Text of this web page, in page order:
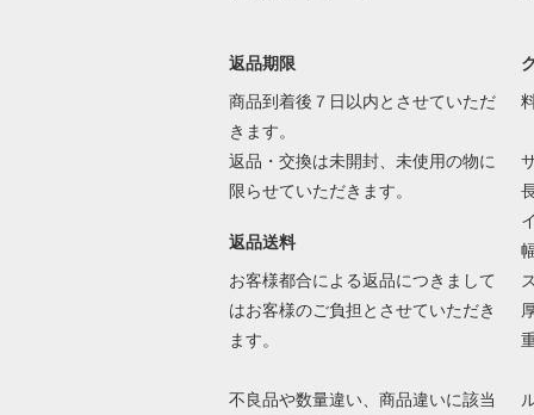
返品期限
商品到着後７日以内とさせていただ
きます。
返品・交換は未開封、未使用の物に
限らせていただきます。
返品送料
お客様都合による返品につきまして
はお客様のご負担とさせていただき
ます。
不良品や数量違い、商品違いに該当